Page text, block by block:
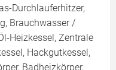
Durchlauferhitzer,
Brauchwasser /
Heizkessel, Zentrale
Hackgutkessel,
Badheizkörper,